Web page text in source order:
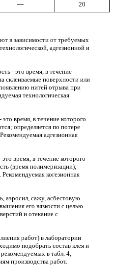
— 20
в зависимости от требуемых
адгезионной и
-это время, в течение
склеиваемые поверхности или
нитей отрыва при
технологическая
это время, в течение которого
; определяется по потере
адгезионная
это время, в течение которого
(время полимеризации);
когезионная
аэросил, сажу, асбестовую
его вязкости с целью
и отекание с
работ) в лаборатории
подобрать состав клея и
в табл. 4,
производства работ.